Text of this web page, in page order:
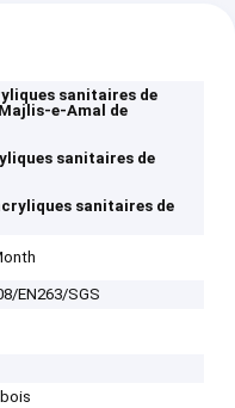
sanitaires de
e-Amal de
sanitaires de
sanitaires de
EN263/SGS